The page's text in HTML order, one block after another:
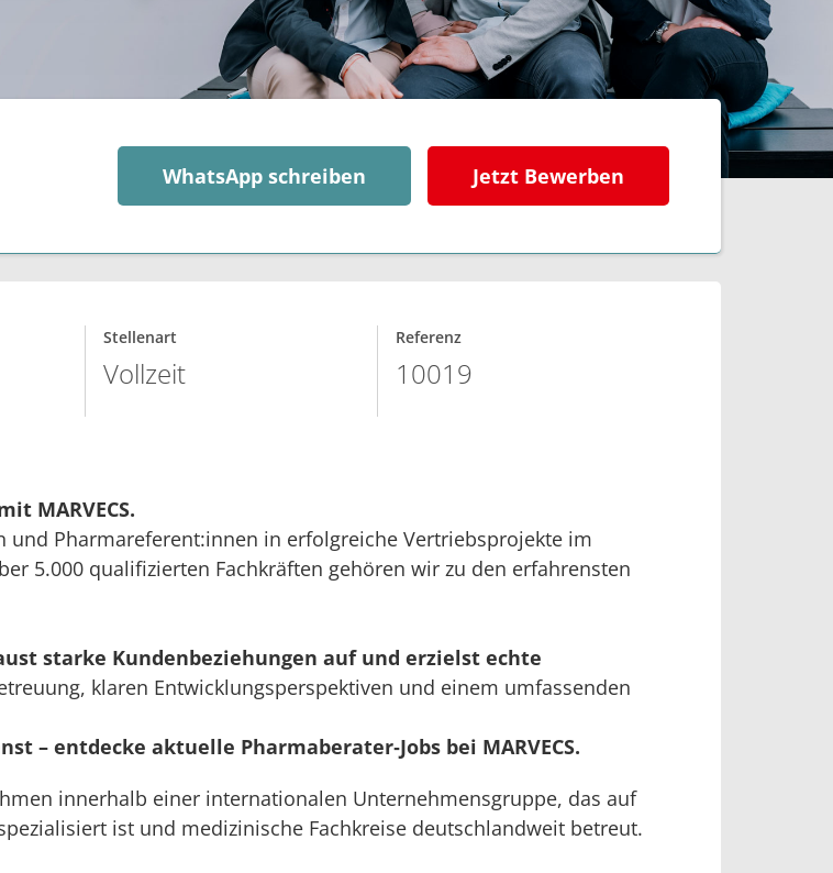
WhatsApp schreiben Jetzt Bewerben
Stellenart
Vollzeit
Referenz
10019
MARVECS.
und Pharmareferent:innen in erfolgreiche Vertriebsprojekte im
5.000 qualifizierten Fachkräften gehören wir zu den erfahrensten
starke Kundenbeziehungen auf und erzielst echte
klaren Entwicklungsperspektiven und einem umfassenden
– entdecke aktuelle Pharmaberater‑Jobs bei MARVECS.
innerhalb einer internationalen Unternehmensgruppe, das auf
ist und medizinische Fachkreise deutschlandweit betreut.